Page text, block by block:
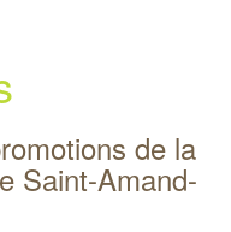
de la
Saint-Amand-